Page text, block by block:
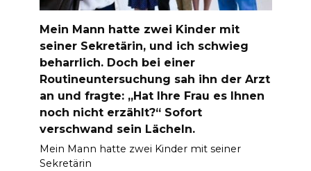
Mein Mann hatte zwei Kinder mit
seiner Sekretärin, und ich schwieg
beharrlich. Doch bei einer
Routineuntersuchung sah ihn der Arzt
an und fragte: „Hat Ihre Frau es Ihnen
noch nicht erzählt?“ Sofort
verschwand sein Lächeln.
Mein Mann hatte zwei Kinder mit seiner
Sekretärin